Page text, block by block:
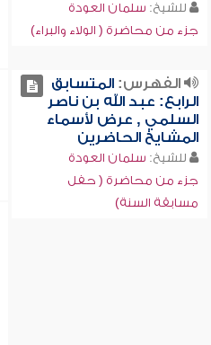
للشيخ: سلمان العودة
جزء من محاضرة ( الولاء والبراء)
الفهرس:المتسابق
الرابع: عبد الله بن ناصر
السلمي , عرض لأسماء
المشايخ الحاضرين
للشيخ: سلمان العودة
جزء من محاضرة ( حفل
مسابقة السنة)